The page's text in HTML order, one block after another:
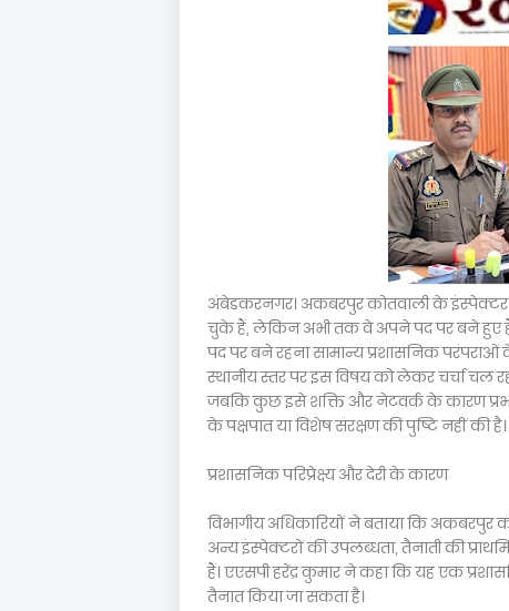
अंबेडकरनगर। अकबरपुर कोतवाली के इंस्पेक्टर
चुके हैं, लेकिन अभी तक वे अपने पद पर बने हुए
पद पर बने रहना सामान्य प्रशासनिक परंपराओं के
स्थानीय स्तर पर इस विषय को लेकर चर्चा चल
जबकि कुछ इसे शक्ति और नेटवर्क के कारण
के पक्षपात या विशेष संरक्षण की पुष्टि नहीं की है।
प्रशासनिक परिप्रेक्ष्य और देरी के कारण
विभागीय अधिकारियों ने बताया कि अकबरपुर
अन्य इंस्पेक्टरों की उपलब्धता, तैनाती की
हैं। एएसपी हरेंद्र कुमार ने कहा कि यह एक
तैनात किया जा सकता है।